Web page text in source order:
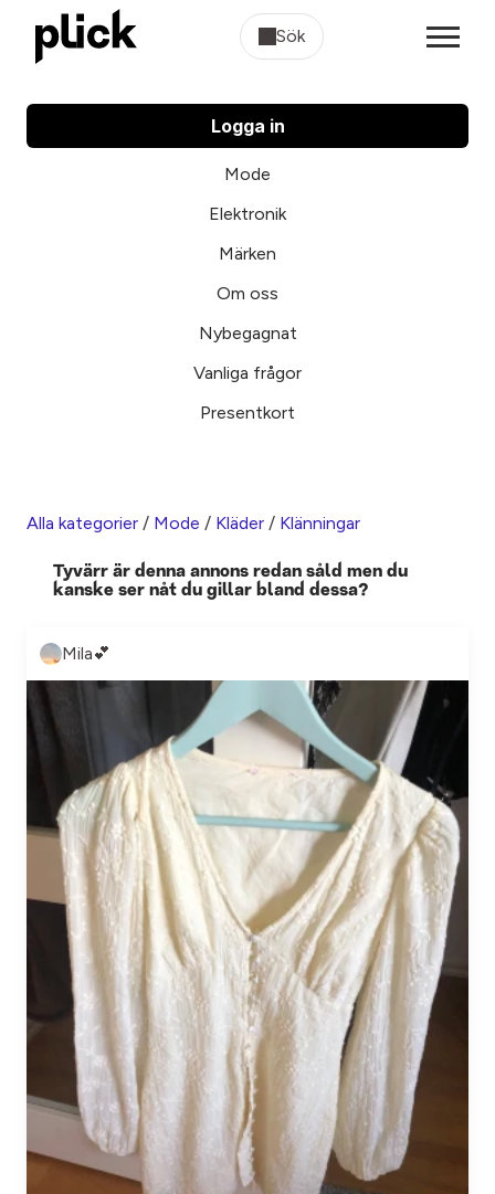
Sök
Logga in
Mode
Elektronik
Märken
Om oss
Nybegagnat
Vanliga frågor
Presentkort
Alla kategorier / Mode / Kläder / Klänningar
Tyvärr är denna annons redan såld men du
kanske ser nåt du gillar bland dessa?
Mila💕